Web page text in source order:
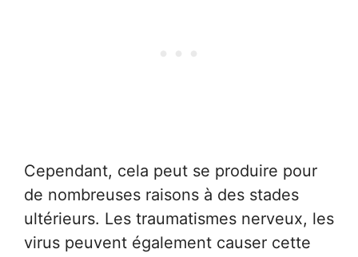
Cependant, cela peut se produire pour
de nombreuses raisons à des stades
ultérieurs. Les traumatismes nerveux, les
virus peuvent également causer cette